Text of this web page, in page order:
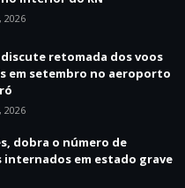
2026
retomada dos voos
em setembro no aeroporto
2026
dobra o número de
internados em estado grave